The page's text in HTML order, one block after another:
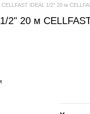
IDEAL 1/2" 20 м
2" 20 м